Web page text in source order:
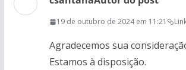
19 de outubro de 2024 em 11:21
Agradecemos sua
Estamos à disposição.